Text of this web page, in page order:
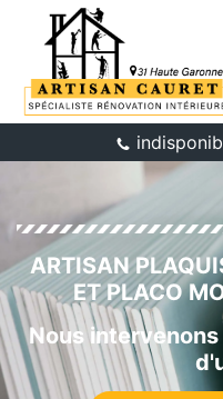
ARTISAN
ET PLACO
Nous